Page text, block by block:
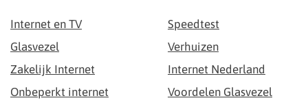
Internet en TV
Glasvezel
Zakelijk Internet
Onbeperkt internet
Speedtest
Verhuizen
Internet Nederland
Voordelen Glasvezel